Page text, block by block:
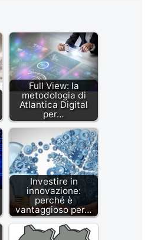
Full View: la
metodologia di
Atlantica Digital
per…
Investire in
innovazione:
perché è
vantaggioso per…